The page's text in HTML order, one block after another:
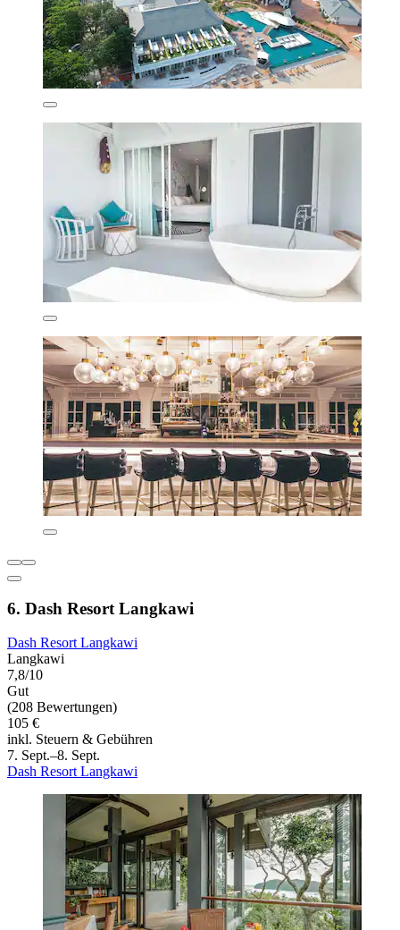
6. Dash Resort Langkawi
Dash Resort Langkawi
Langkawi
7,8/10
Gut
(208 Bewertungen)
105 €
inkl. Steuern & Gebühren
7. Sept.–8. Sept.
Dash Resort Langkawi